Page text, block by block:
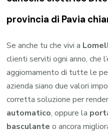
provincia di Pavia
Se anche tu che vivi a
clienti serviti ogni anno, che
aggiornamento di tutte le
azienda siano due valori
corretta soluzione per
automatico, oppure la
basculante o ancora